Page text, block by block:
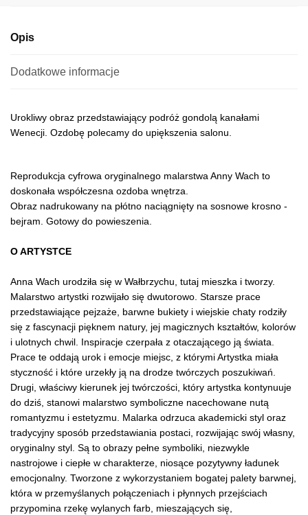
Opis
Dodatkowe informacje
Urokliwy obraz przedstawiający podróż gondolą kanałami
Wenecji. Ozdobę polecamy do upiększenia salonu.
Reprodukcja cyfrowa oryginalnego malarstwa Anny Wach to
doskonała współczesna ozdoba wnętrza.
Obraz nadrukowany na płótno naciągnięty na sosnowe krosno -
bejram. Gotowy do powieszenia.
O ARTYSTCE
Anna Wach urodziła się w Wałbrzychu, tutaj mieszka i tworzy.
Malarstwo artystki rozwijało się dwutorowo. Starsze prace
przedstawiające pejzaże, barwne bukiety i wiejskie chaty rodziły
się z fascynacji pięknem natury, jej magicznych kształtów, kolorów
i ulotnych chwil. Inspiracje czerpała z otaczającego ją świata.
Prace te oddają urok i emocje miejsc, z którymi Artystka miała
styczność i które urzekły ją na drodze twórczych poszukiwań.
Drugi, właściwy kierunek jej twórczości, który artystka kontynuuje
do dziś, stanowi malarstwo symboliczne nacechowane nutą
romantyzmu i estetyzmu. Malarka odrzuca akademicki styl oraz
tradycyjny sposób przedstawiania postaci, rozwijając swój własny,
oryginalny styl. Są to obrazy pełne symboliki, niezwykle
nastrojowe i ciepłe w charakterze, niosące pozytywny ładunek
emocjonalny. Tworzone z wykorzystaniem bogatej palety barwnej,
która w przemyślanych połączeniach i płynnych przejściach
przypomina rzekę wylanych farb, mieszających się,